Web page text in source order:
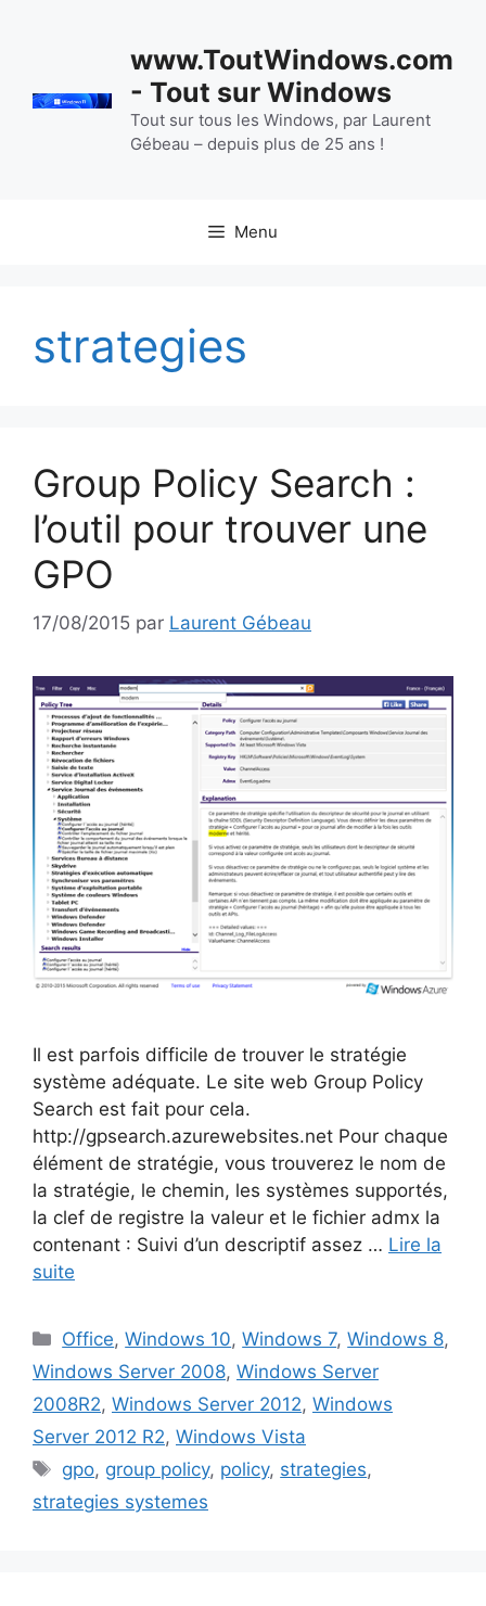
www.ToutWindows.com
- Tout sur Windows
Tout sur tous les Windows, par Laurent
Gébeau – depuis plus de 25 ans !
Menu
strategies
Group Policy Search :
l’outil pour trouver une
GPO
17/08/2015 par Laurent Gébeau
Il est parfois difficile de trouver le stratégie
système adéquate. Le site web Group Policy
Search est fait pour cela.
http://gpsearch.azurewebsites.net Pour chaque
élément de stratégie, vous trouverez le nom de
la stratégie, le chemin, les systèmes supportés,
la clef de registre la valeur et le fichier admx la
contenant : Suivi d’un descriptif assez … Lire la
suite
Catégories
Office,Windows 10,Windows 7,Windows 8,
Windows Server 2008, Windows Server
2008R2, Windows Server 2012, Windows
Server 2012 R2, Windows Vista
Étiquettes
gpo, group policy, policy, strategies,
strategies systemes